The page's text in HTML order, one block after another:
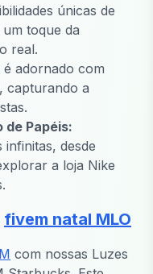
únicas de
toque da
real.
é adornado com
capturando a
Papéis:
infinitas, desde
a loja Nike
fivem natal MLO
com nossas Luzes